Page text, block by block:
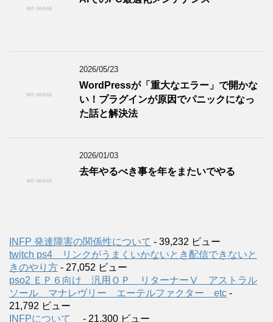
2026/05/23
WordPressが「重大なエラー」で開かな
い！プラグインが原因でパニックになっ
た話と解決法
2026/01/03
去年やるべき事を年をまたいでやる
INFP 発達障害の関係性について - 39,232 ビュー
twitch ps4 リンクがうまくいかないとき配信できないと
きのやり方 - 27,052 ビュー
pso2 ＥＰ６向け 汎用ＯＰ リターナーⅤ アストラル
ソール マナレヴリー エーテルファクター etc -
21,792 ビュー
INFPについて
- 21,300 ビュー